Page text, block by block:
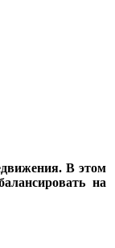
В этом
на